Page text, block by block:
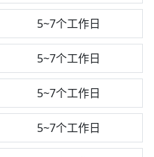
5~7个工作日
5~7个工作日
5~7个工作日
5~7个工作日